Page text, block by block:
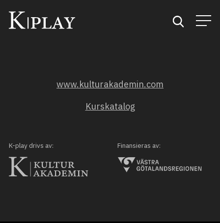
Kategorier
Mina favoriter
www.kulturakademin.com
Kurskatalog
K-play drivs av: Finansieras av: